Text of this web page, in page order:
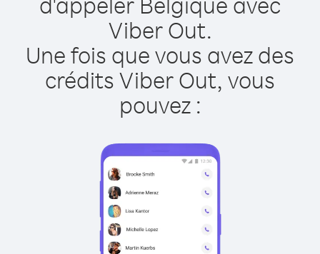
Viber Out.
Une fois que vous avez des
crédits Viber Out, vous
pouvez :